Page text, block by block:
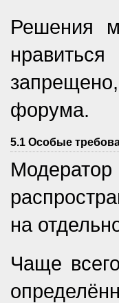
Решения
форума.
5.1 Особые
на
Чаще